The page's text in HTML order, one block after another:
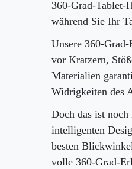
360-Grad-Tablet-
während Sie Ihr
Unsere 360-
vor Kratzern,
Materialien
Widrigkeiten des
Doch das ist
intelligenten
besten
volle 360-Grad-